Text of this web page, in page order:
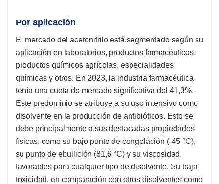
Por aplicación
El mercado del acetonitrilo está segmentado según su
aplicación en laboratorios, productos farmacéuticos,
productos químicos agrícolas, especialidades
químicas y otros. En 2023, la industria farmacéutica
tenía una cuota de mercado significativa del 41,3%.
Este predominio se atribuye a su uso intensivo como
disolvente en la producción de antibióticos. Esto se
debe principalmente a sus destacadas propiedades
físicas, como su bajo punto de congelación (-45 °C),
su punto de ebullición (81,6 °C) y su viscosidad,
favorables para cualquier tipo de disolvente. Su baja
toxicidad, en comparación con otros disolventes como